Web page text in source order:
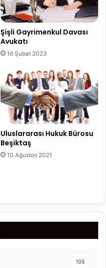
Şişli Gayrimenkul Davası
Avukatı
16 Şubat 2023
Uluslararası Hukuk Bürosu
Beşiktaş
10 Ağustos 2021
105